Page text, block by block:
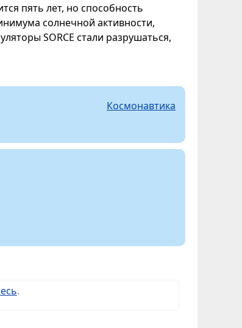
пять лет, но способность
солнечной активности,
SORCE стали разрушаться,
Космонавтика
.